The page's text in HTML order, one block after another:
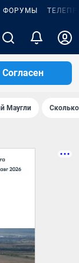
ФОРУМЫ
Согласен
Маугли